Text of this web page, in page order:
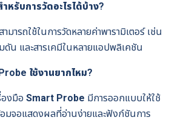
หรับการวัดอะไรได้บ้าง?
ามารถใช้ในการวัดหลายค่าพารามิเตอร์ เช่น
น และสารเคมีในหลายแอปพลิเคชัน
ใช้งานยากไหม?
องมือ Smart Probe มีการออกแบบให้ใช้
มจอแสดงผลที่อ่านง่ายและฟังก์ชันการ